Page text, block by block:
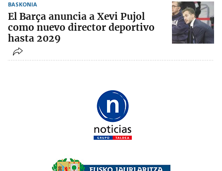
BASKONIA
El Barça anuncia a Xevi Pujol
como nuevo director deportivo
hasta 2029